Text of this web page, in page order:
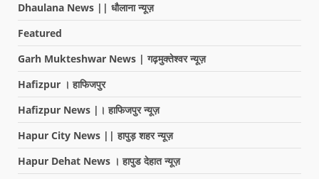
Dhaulana News || धौलाना न्यूज़
Featured
Garh Mukteshwar News | गढ़मुक्तेश्वर न्यूज़
Hafizpur । हाफिजपुर
Hafizpur News |। हाफिजपुर न्यूज़
Hapur City News || हापुड़ शहर न्यूज़
Hapur Dehat News । हापुड देहात न्यूज़